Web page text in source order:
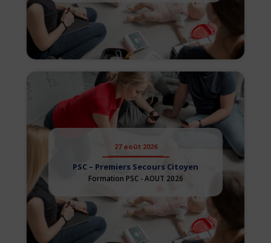
27 août 2026
PSC – Premiers Secours Citoyen
Formation PSC - AOUT 2026